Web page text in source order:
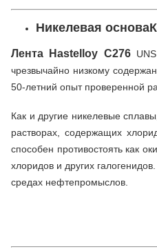
Никелевая основа
Лента Hastelloy C276
чрезвычайно низкому
50-летний опыт проверенной
Как и другие никелевые
растворах, содержащих
способен противостоять как
хлоридов и других
средах нефтепромыслов.